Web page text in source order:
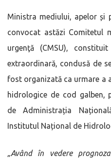
Ministra mediului, apelor și
convocat astăzi Comitetul
urgenţă (CMSU),
extraordinară, condusă de
fost organizată ca urmare a
hidrologice de cod galben,
de Administrația
Institutul Național de
„Având în vedere